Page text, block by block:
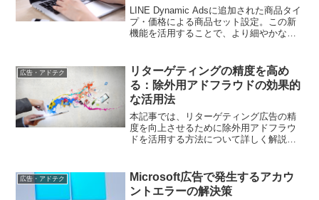
LINE Dynamic Adsに追加された商品タイ
プ・価格による商品セット設定。この新
機能を活用することで、より細やかなタ
します
広告・アドテク
リターゲティングの精度を高め
る：除外用アドフラウドの効果的
な活用法
本記事では、リターゲティング広告の精
度を向上させるために除外用アドフラウ
ドを活用する方法について詳しく解説し
ます。
広告・アドテク
Microsoft広告で発生するアカウ
ントエラーの解決策